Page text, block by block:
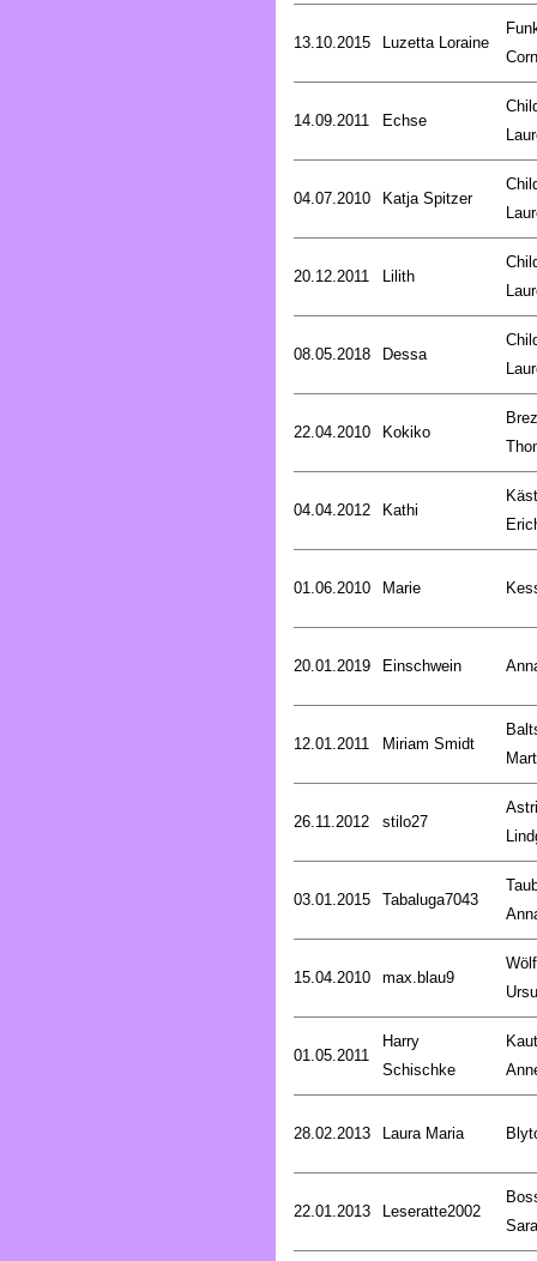
13.10.2015 Luzetta Loraine
14.09.2011 Echse
04.07.2010 Katja Spitzer
20.12.2011 Lilith
08.05.2018 Dessa
22.04.2010 Kokiko
04.04.2012 Kathi
01.06.2010 Marie
20.01.2019 Einschwein
12.01.2011 Miriam Smidt
26.11.2012 stilo27
03.01.2015 Tabaluga7043
15.04.2010 max.blau9
01.05.2011
Harry
Schischke
28.02.2013 Laura Maria
22.01.2013 Leseratte2002